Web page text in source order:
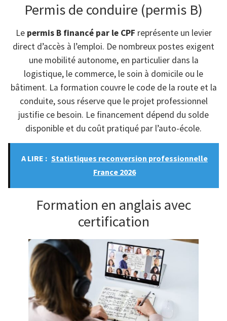
Permis de conduire (permis B)
Le permis B financé par le CPF représente un levier
direct d’accès à l’emploi. De nombreux postes exigent
une mobilité autonome, en particulier dans la
logistique, le commerce, le soin à domicile ou le
bâtiment. La formation couvre le code de la route et la
conduite, sous réserve que le projet professionnel
justifie ce besoin. Le financement dépend du solde
disponible et du coût pratiqué par l’auto-école.
A LIRE : Statistiques reconversion professionnelle
France 2026
Formation en anglais avec
certification